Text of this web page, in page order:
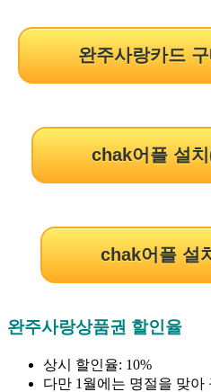
완주사랑카드
chak어플 설
chak어플 설
완주사랑상품권 할인율
상시 할인율: 10%
다만 1월에는 명절을 맞아